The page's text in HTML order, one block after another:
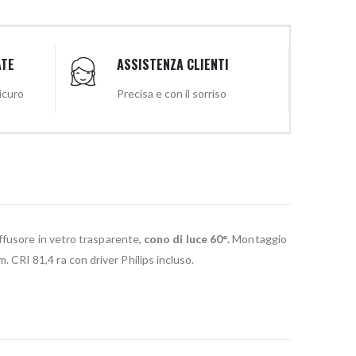
ASSISTENZA CLIENTI
Precisa e con il sorriso
in vetro trasparente, cono di luce 60°.Montaggio
CRI 81,4 ra con driver Philips incluso.